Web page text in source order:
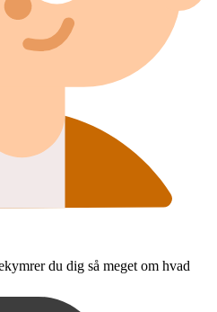
du dig så meget om hvad